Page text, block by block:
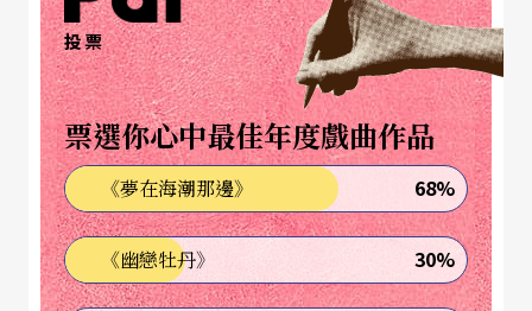
度合作的希臘悲劇《安提戈涅》Antigone（台灣通
常譯為《安蒂岡妮》），亦將同步進行現場直播。
該劇在今年五月於北京鼓樓西劇場首演，是一次結
合演員訓練展示鄧樹榮劇場美學探索的成果。演出
場景設於天台，有北京當地觀眾熟悉的日常設置，
包括空氣調節的組件和家居雜物，把情境的距離拉
近至生活現實，從而把這個看似古遠的悲劇，藉抽
投票
票選你心中最佳年度戲曲作品
《夢在海潮那邊》 68%
《幽戀牡丹》 30%